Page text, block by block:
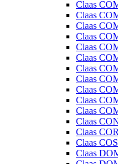
Claas
Claas
Claas
Claas
Claas
Claas
Claas
Claas
Claas
Claas
Claas
Claas
Claas
Claas
Claas